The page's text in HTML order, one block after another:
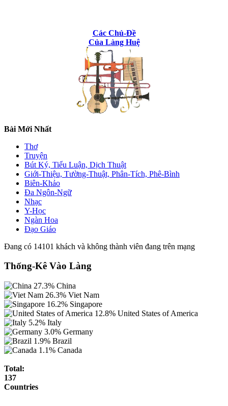
Các Chủ-Đề
Của Làng Huệ
Bài Mới Nhất
Thơ
Truyện
Bút Ký, Tiểu Luận, Dịch Thuật
Giới-Thiệu, Tường-Thuật, Phân-Tích, Phê-Bình
Biên-Khảo
Đa Ngôn-Ngữ
Nhạc
Y-Học
Ngàn Hoa
Đạo Giáo
Đang có 14101 khách và không thành viên đang trên mạng
Thống-Kê Vào Làng
27.3% China
26.3% Viet Nam
16.2% Singapore
12.8% United States of America
5.2% Italy
3.0% Germany
1.9% Brazil
1.1% Canada
Total:
137
Countries